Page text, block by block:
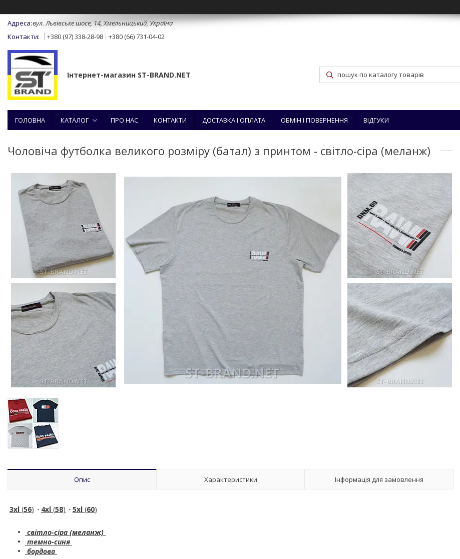
вул. Львівське шосе, 14, Хмельницький, Україна
+380 (97) 338-28-98
+380 (66) 731-04-02
Інтернет-магазин ST-BRAND.NET
ГОЛОВНА КАТАЛОГ ПРО НАС КОНТАКТИ ДОСТАВКА І ОПЛАТА ОБМІН І ПОВЕРНЕННЯ ВІДГУКИ
Чоловіча футболка великого розміру (батал) з принтом - світло-сіра (меланж)
Опис Характеристики Інформація для замовлення
3xl (56) ・ 4xl (58) ・ 5xl (60)
світло-сіра (меланж)
темно-синя
бордова